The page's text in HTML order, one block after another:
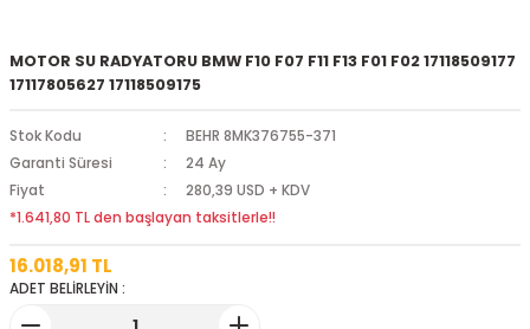
MOTOR SU RADYATORU BMW F10 F07 F11 F13 F01 F02 17118509177
17117805627 17118509175
Stok Kodu
BEHR 8MK376755-371
Garanti Süresi
24 Ay
Fiyat
280,39 USD + KDV
*1.641,80 TL den başlayan taksitlerle!!
16.018,91 TL
ADET BELİRLEYİN :